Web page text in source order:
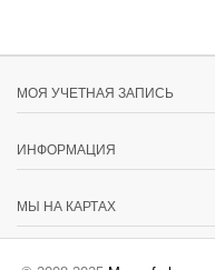
МОЯ УЧЕТНАЯ ЗАПИСЬ
ИНФОРМАЦИЯ
МЫ НА КАРТАХ